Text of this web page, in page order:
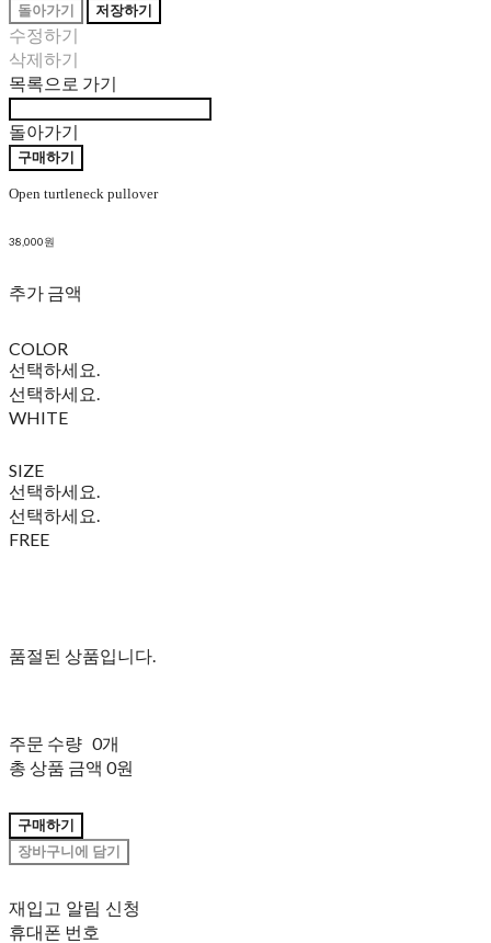
돌아가기 저장하기
수정하기
삭제하기
목록으로 가기
돌아가기
구매하기
Open turtleneck pullover
38,000원
추가 금액
COLOR
선택하세요.
선택하세요.
WHITE
SIZE
선택하세요.
선택하세요.
FREE
품절된 상품입니다.
주문 수량 0개
총 상품 금액 0원
구매하기
장바구니에 담기
재입고 알림 신청
휴대폰 번호